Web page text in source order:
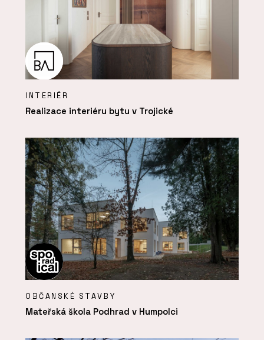
INTERIÉR
Realizace interiéru bytu v Trojické
OBČANSKÉ STAVBY
Mateřská škola Podhrad v Humpolci